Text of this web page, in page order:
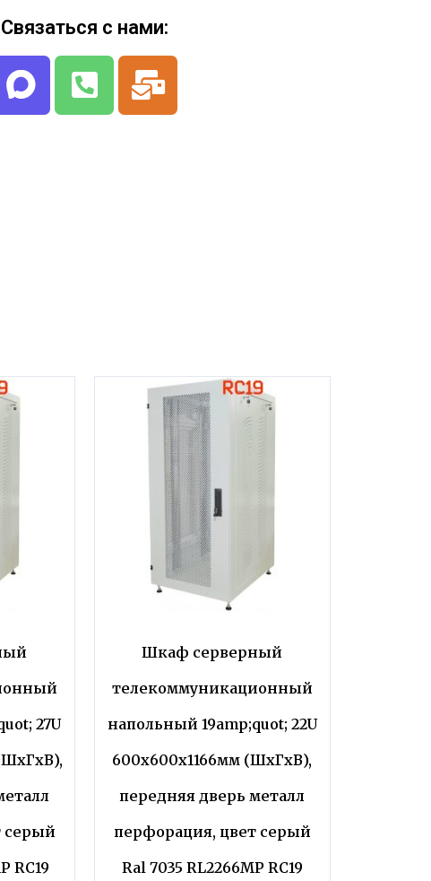
Связаться с нами:
27U
серый
RC19
Шкаф серверный
телекоммуникационный
напольный 19amp;quot; 22U
600x600x1166мм (ШхГхВ),
передняя дверь металл
перфорация, цвет серый
Ral 7035 RL2266MP RC19